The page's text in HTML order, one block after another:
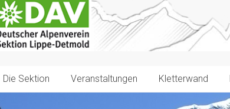
Die Sektion Veranstaltungen Kletterwand